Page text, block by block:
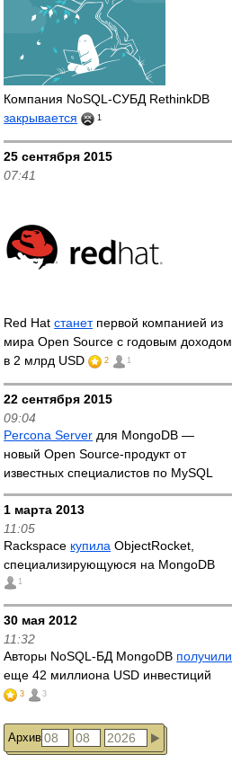
Компания NoSQL-СУБД RethinkDB
закрывается
1
25 сентября 2015
07:41
Red Hatстанетпервой компанией из
мира Open Source с годовым доходом
в 2 млрд USD
2 1
22 сентября 2015
09:04
Percona Server для MongoDB —
новый Open Source-продукт от
известных специалистов по MySQL
1 марта 2013
11:05
Rackspace купила ObjectRocket,
специализирующуюся на MongoDB
1
30 мая 2012
11:32
Авторы NoSQL-БД MongoDB получили
еще 42 миллиона USD инвестиций
3 3
Архив